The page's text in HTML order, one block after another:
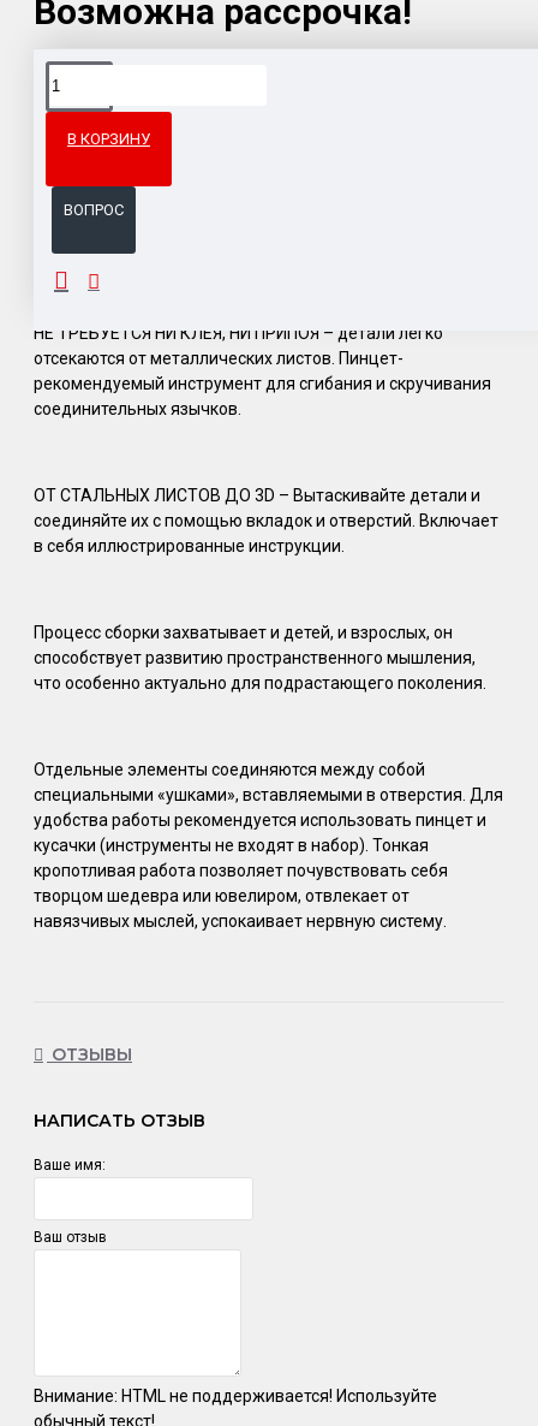
Возможна рассрочка!
В КОРЗИНУ
ВОПРОС
Доставка товара по всему Таможенному союзу.
ОПИСАНИЕ
НЕ ТРЕБУЕТСЯ НИ КЛЕЯ, НИ ПРИПОЯ – детали легко
отсекаются от металлических листов. Пинцет-
рекомендуемый инструмент для сгибания и скручивания
соединительных язычков.
ОТ СТАЛЬНЫХ ЛИСТОВ ДО 3D – Вытаскивайте детали и
соединяйте их с помощью вкладок и отверстий. Включает
в себя иллюстрированные инструкции.
Процесс сборки захватывает и детей, и взрослых, он
способствует развитию пространственного мышления,
что особенно актуально для подрастающего поколения.
Отдельные элементы соединяются между собой
специальными «ушками», вставляемыми в отверстия. Для
удобства работы рекомендуется использовать пинцет и
кусачки (инструменты не входят в набор). Тонкая
кропотливая работа позволяет почувствовать себя
творцом шедевра или ювелиром, отвлекает от
навязчивых мыслей, успокаивает нервную систему.
ОТЗЫВЫ
НАПИСАТЬ ОТЗЫВ
Ваше имя:
Ваш отзыв
Внимание: HTML не поддерживается! Используйте
обычный текст!